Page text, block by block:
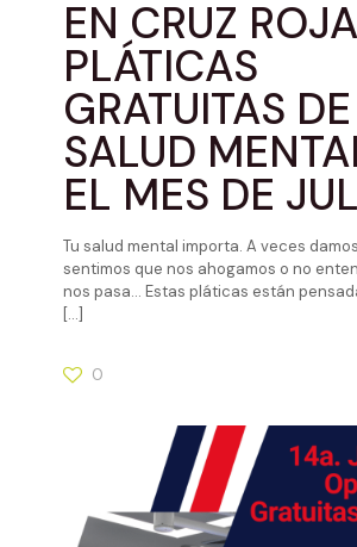
EN CRUZ ROJA
PLÁTICAS
GRATUITAS DE
SALUD
EL MES DE
Tu salud mental importa. A veces
sentimos que nos ahogamos o no
nos pasa… Estas pláticas están
[…]
0